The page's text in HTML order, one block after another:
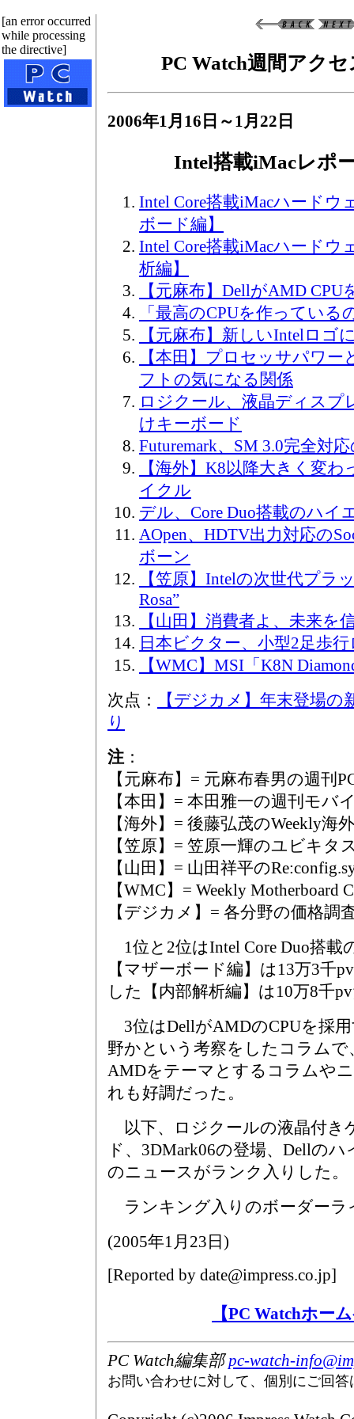
[an error occurred
while processing
the directive]
PC Watch週間アク
2006年1月16日～1月22日
Intel搭載iMacレポ
Intel Core搭載iMacハードウ
ボード編】
Intel Core搭載iMacハードウ
析編】
【元麻布】DellがAMD
「最高のCPUを作っている
【元麻布】新しいIntelロゴ
【本田】プロセッサパワ
フトの気になる関係
ロジクール、液晶ディスプ
けキーボード
Futuremark、SM 3.0完全対
【海外】K8以降大きく変
イクル
デル、Core Duo搭載のハイ
AOpen、HDTV出力対応の
ボーン
【笠原】Intelの次世代プラ
Rosa”
【山田】消費者よ、未来を
日本ビクター、小型2足歩
【WMC】MSI「K8N
次点：
【デジカメ】年末登場
り
注 ：
【元麻布】= 元麻布春男の週刊
【本田】= 本田雅一の週刊モバ
【海外】= 後藤弘茂のWeekly海
【笠原】= 笠原一輝のユビキタ
【山田】= 山田祥平の
【WMC】= Weekly Motherboard
【デジカメ】= 各分野の価格調
1位と2位はIntel Core Duo搭載
【マザーボード編】は13万3千
した【内部解析編】は10万8千
3位はDellがAMDのCPUを採
野かという考察をしたコラムで
AMDをテーマとするコラムや
れも好調だった。
以下、ロジクールの液晶付き
ド、3DMark06の登場、Dellの
のニュースがランク入りした。
ランキング入りのボーダーラ
(2005年1月23日 )
[Reported by date@impress.co.jp]
【PC Watchホー
PC Watch編集部pc-watch-
お問い合わせに対して、個別にご回